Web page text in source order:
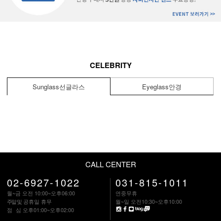
CELEBRITY
Sunglass선글라스 Eyeglass안경
CALL CENTER
02-6927-1022
월~금 오전 10:00~오후06:00
주말및 공휴일 휴무
점 심 오후01:00~오후02:00
031-815-1011
연중무휴
월~일 오전10:30~오후10:00